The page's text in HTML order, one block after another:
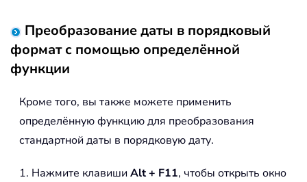
Преобразование даты в порядковый
формат с помощью определённой
функции
Кроме того, вы также можете применить
определённую функцию для преобразования
стандартной даты в порядковую дату.
1. Нажмите клавиши Alt + F11, чтобы открыть окно